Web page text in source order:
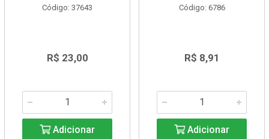
Código: 37643
R$ 23,00
Adicionar
Código: 6786
R$ 8,91
Adicionar